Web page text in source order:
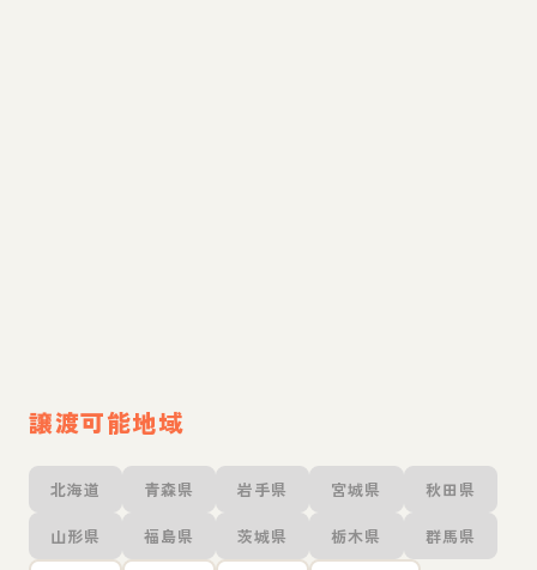
譲渡可能地域
北海道 青森県 岩手県 宮城県 秋田県
山形県 福島県 茨城県 栃木県 群馬県